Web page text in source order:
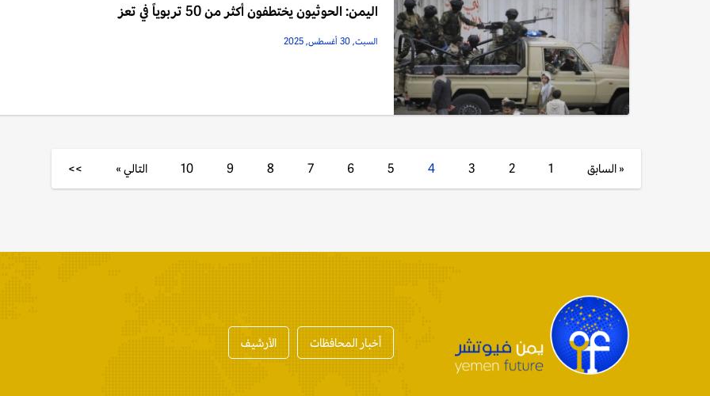
اليمن: الحوثيون يختطفون أكثر من 50 تربوياً في تعز
السبت, 30 أغسطس, 2025
« السابق 1
2
3
4
5
6
7
8
9
10 التالي » >>
أخبار المحافظات الأرشيف